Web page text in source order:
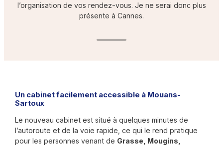
l’organisation de vos rendez-vous. Je ne serai donc plus
présente à Cannes.
Un cabinet facilement accessible à Mouans-
Sartoux
Le nouveau cabinet est situé à quelques minutes de
l’autoroute et de la voie rapide, ce qui le rend pratique
pour les personnes venant de Grasse, Mougins,